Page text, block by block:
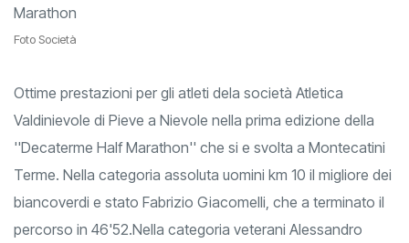
Foto Società
Ottime prestazioni per gli atleti dela società Atletica
Valdinievole di Pieve a Nievole nella prima edizione della
''Decaterme Half Marathon'' che si e svolta a Montecatini
Terme. Nella categoria assoluta uomini km 10 il migliore dei
biancoverdi e stato Fabrizio Giacomelli, che a terminato il
percorso in 46'52.Nella categoria veterani Alessandro